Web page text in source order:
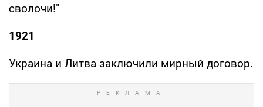
сволочи!"
1921
Украина и Литва заключили мирный договор.